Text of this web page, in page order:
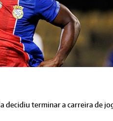
decidiu terminar a carreira de